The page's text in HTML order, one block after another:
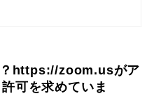
？https://zoom.usがア
可を求めていま